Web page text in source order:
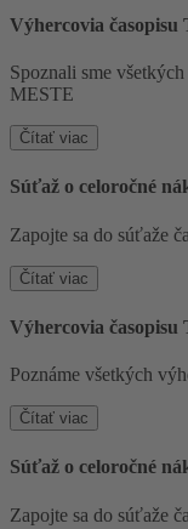
Výhercovia
Spoznali sme
MESTE
Čítať viac
Súťaž o celoročné
Zapojte sa do súťaže
Čítať viac
Výhercovia
Poznáme všetkých
Čítať viac
Súťaž o celoročné
Zapojte sa do súťaže